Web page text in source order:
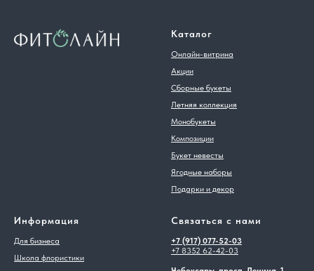
Каталог
Онлайн-витрина
Акции
Сборные букеты
Летняя коллекция
Монобукеты
Композиции
Букет невесты
Ягодные наборы
Подарки и декор
Информация
Для бизнеса
Школа флористики
Связаться с нами
+7 (917) 077-52-03
+7 8352 62-42-03